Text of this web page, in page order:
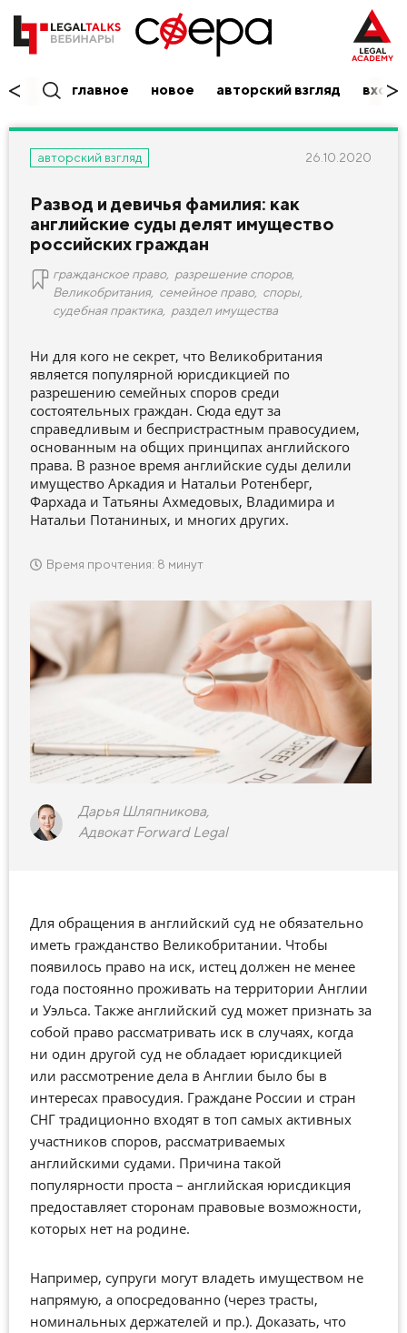
главное новое авторский взгляд вход/
авторский взгляд 26.10.2020
Развод и девичья фамилия: как
английские суды делят имущество
российских граждан
гражданское право, разрешение споров,
Великобритания, семейное право, споры
судебная практика
раздел имущества
Ни для кого не секрет, что Великобритания
является популярной юрисдикцией по
разрешению семейных споров среди
состоятельных граждан. Сюда едут за
справедливым и беспристрастным правосудием,
основанным на общих принципах английского
права. В разное время английские суды делили
имущество Аркадия и Натальи Ротенберг,
Фархада и Татьяны Ахмедовых, Владимира и
Натальи Потаниных, и многих других.
Время прочтения: 8 минут
Дарья Шляпникова,
Адвокат Forward Legal
Для обращения в английский суд не обязательно
иметь гражданство Великобритании. Чтобы
появилось право на иск, истец должен не менее
года постоянно проживать на территории Англии
и Уэльса. Также английский суд может признать за
собой право рассматривать иск в случаях, когда
ни один другой суд не обладает юрисдикцией
или рассмотрение дела в Англии было бы в
интересах правосудия. Граждане России и стран
СНГ традиционно входят в топ самых активных
участников споров, рассматриваемых
английскими судами. Причина такой
популярности проста – английская юрисдикция
предоставляет сторонам правовые возможности,
которых нет на родине.
Например, супруги могут владеть имуществом не
напрямую, а опосредованно (через трасты,
номинальных держателей и пр.). Доказать, что